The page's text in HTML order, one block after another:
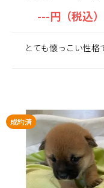
---円（税込）
とても懐っこい性格
成約済